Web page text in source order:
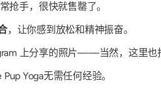
抢手，很快就售罄了。
，让你感到放松和精神振奋。
上分享的照片——当然，这里也
Yoga无需任何经验。